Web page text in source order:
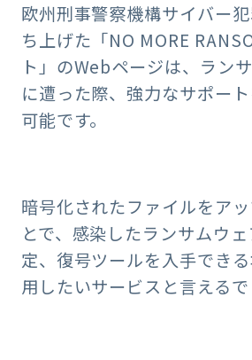
欧州刑事警察機構サイバー
ち上げた「NO MORE
ト」のWebページは、ラン
に遭った際、強力なサポー
可能です。
暗号化されたファイルをア
とで、感染したランサムウ
定、復号ツールを入手でき
用したいサービスと言えるで